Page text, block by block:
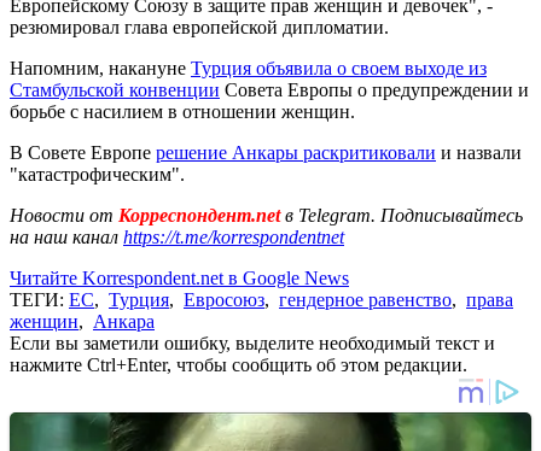
Европейскому Союзу в защите прав женщин и девочек", -
резюмировал глава европейской дипломатии.
Напомним, накануне Турция объявила о своем выходе из
Стамбульской конвенции Совета Европы о предупреждении и
борьбе с насилием в отношении женщин.
В Совете Европе решение Анкары раскритиковали и назвали
"катастрофическим".
Новости от Корреспондент.netв Telegram. Подписывайтесь
на наш канал https://t.me/korrespondentnet
Читайте Korrespondent.net в Google News
ТЕГИ: ЕС, Турция, Евросоюз, гендерное равенство, права
женщин, Анкара
Если вы заметили ошибку, выделите необходимый текст и
нажмите Ctrl+Enter, чтобы сообщить об этом редакции.